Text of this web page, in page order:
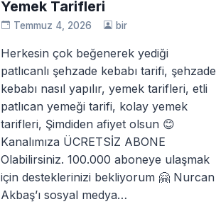
Yemek Tarifleri
Temmuz 4, 2026 bir
Herkesin çok beğenerek yediği
patlıcanlı şehzade kebabı tarifi, şehzade
kebabı nasıl yapılır, yemek tarifleri, etli
patlıcan yemeği tarifi, kolay yemek
tarifleri, Şimdiden afiyet olsun 😊
Kanalımıza ÜCRETSİZ ABONE
Olabilirsiniz. 100.000 aboneye ulaşmak
için desteklerinizi bekliyorum 🤗 Nurcan
Akbaş’ı sosyal medya…